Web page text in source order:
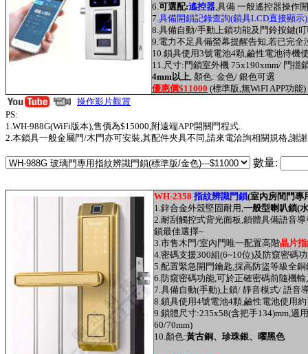
6.可選配:遙控器,具備 一般遙控器操作
7.具備開鎖記錄查詢(鎖具LCD直接顯
8.具備自動/手動上鎖功能及門鈴按鍵(
9.電力不足具備螢幕提醒告知,若已完
10.鎖具使用3號電池4顆,鹼性電池待機
11.尺寸:門鎖室外機 75x190xmm/ 門擋
4mm以上, 顏色: 金色/ 銀色可選
優惠價$11000 (標準版,無WiFI APP功能)
操作影片觀賞
PS:
1.WH-988G(WiFi版本),售價為$15000,附遠端APP開關門程式.
2.本鎖具一般金屬門/木門亦可安裝,其配件夾具不同,請來電洽詢相關規格,謝
數量:
WH-2358 指紋辨識門鎖(室內房間門專
1.鋅合金外殼堅固耐用,一般型喇叭鎖(
2.耐刮觸控式背光面板,鎖體具備語音
鎖最佳選擇~
3.市售木門/室內門唯一配置高階晶片
4.密碼支援300組(6~10位)及防窺密碼
5.配置緊急開門鑰匙,採高防盜等級全銅
6.防窺密碼功能,可於正確密碼前隨機
7.具備自動(手動)上鎖/ 靜音模式/ 語音
8.鎖具使用4號電池4顆,鹼性電池使用
9.鎖體尺寸:235x58(含把手134)mm,適
60/70mm)
10.顏色:黃古銅、珍珠銀、曜黑色